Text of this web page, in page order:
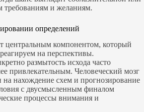
требованиям и желаниям.
определений
центральным компонентом, который
на перспективы.
размытость исхода часто
привлекательным. Человеческий мозг
на нахождение схем и прогнозирование
с двусмысленным финалом
процессы внимания и